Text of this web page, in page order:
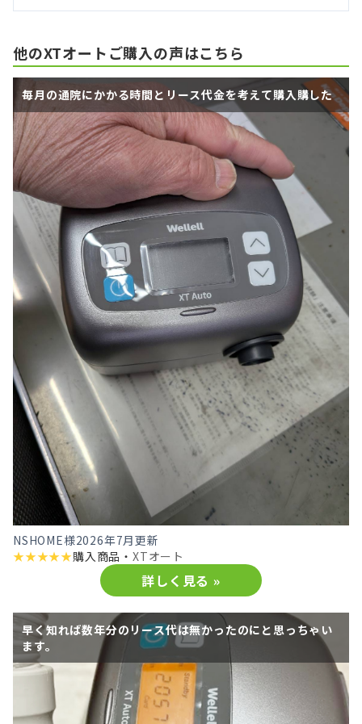
他のXTオートご購入の声はこちら
毎月の通院にかかる時間とリース代金を考えて購入購した
NSHOME様2026年7月更新
★★★★★購入商品・XTオート
詳しく見る »
早く知れば数年分のリース代は無かったのにと思っちゃい
ます。